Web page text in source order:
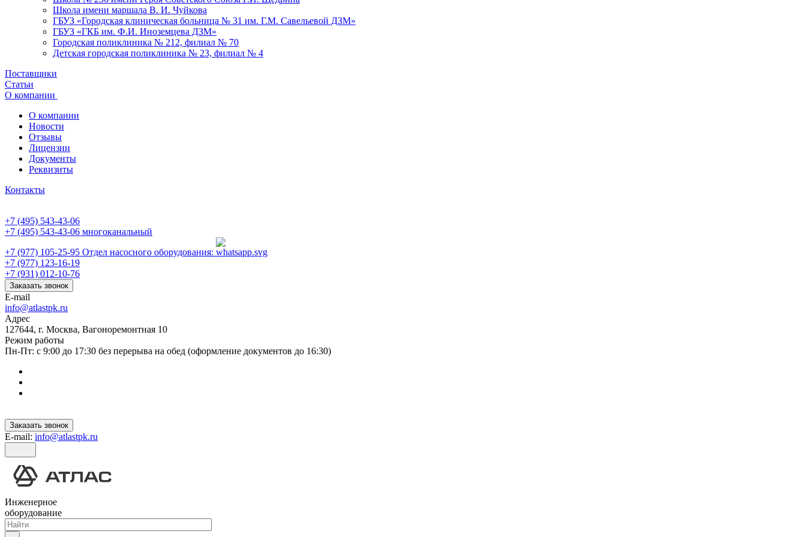
Школа имени маршала В. И. Чуйкова
ГБУЗ «Городская клиническая больница № 31 им. Г.М. Савельевой ДЗМ»
ГБУЗ «ГКБ им. Ф.И. Иноземцева ДЗМ»
Городская поликлиника № 212, филиал № 70
Детская городская поликлиника № 23, филиал № 4
Поставщики
Статьи
О компании
О компании
Новости
Отзывы
Лицензии
Документы
Реквизиты
Контакты
+7 (495) 543-43-06
+7 (495) 543-43-06 многоканальный
+7 (977) 105-25-95 Отдел насосного оборудования:
+7 (977) 123-16-19
+7 (931) 012-10-76
Заказать звонок
E-mail
info@atlastpk.ru
Адрес
127644, г. Москва, Вагоноремонтная 10
Режим работы
Пн-Пт: с 9:00 до 17:30 без перерыва на обед (оформление документов до 16:30)
Заказать звонок
E-mail: info@atlastpk.ru
Инженерное
оборудование